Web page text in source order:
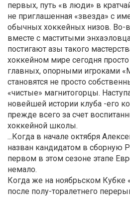
первых, путь «в люди» в
не приглашенная «звезда» с
обычных хоккейных низов. Во-
вместе с маститыми
постигают азы такого
хоккейном мире сегодня просто
главных, опорными игроками
становятся не просто
«чистые» магнитогорцы.
новейшей истории клуба -его
прежде всего за счет
хоккейной школы.
...Когда в начале октября
назван кандидатом в сборную
первом в этом сезоне этапе
немало.
Когда же на ноябрьском Кубке
после полу-торалетнего